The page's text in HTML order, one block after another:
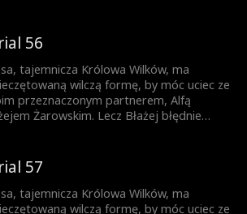
gdy życie ich syna jest zagrożone,
się szansa, by Błażej zrozumiał
– lecz czy nie będzie już za późno?
56
tajemnicza Królowa Wilków, ma
wilczą formę, by móc uciec ze
przeznaczonym partnerem, Alfą
Żarowskim. Lecz Błażej błędnie
gdy życie ich syna jest zagrożone,
się szansa, by Błażej zrozumiał
– lecz czy nie będzie już za późno?
57
tajemnicza Królowa Wilków, ma
wilczą formę, by móc uciec ze